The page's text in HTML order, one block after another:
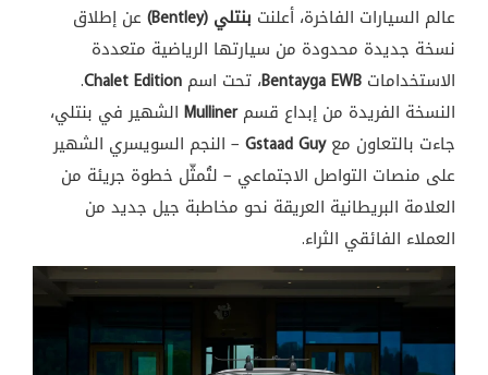
عالم السيارات الفاخرة، أعلنت بنتلي (Bentley)
عن إطلاق
نسخة جديدة محدودة من سيارتها الرياضية متعددة
الاستخدامات Bentayga EWB، تحت اسم Chalet Edition
.
النسخة الفريدة من إبداع قسمMulliner الشهير في بنتلي،
جاءت بالتعاون معGstaad Guy – النجم السويسري الشهير
على منصات التواصل الاجتماعي – لتُمثّل خطوة جريئة من
العلامة البريطانية العريقة نحو مخاطبة جيل جديد من
العملاء الفائقي الثراء.